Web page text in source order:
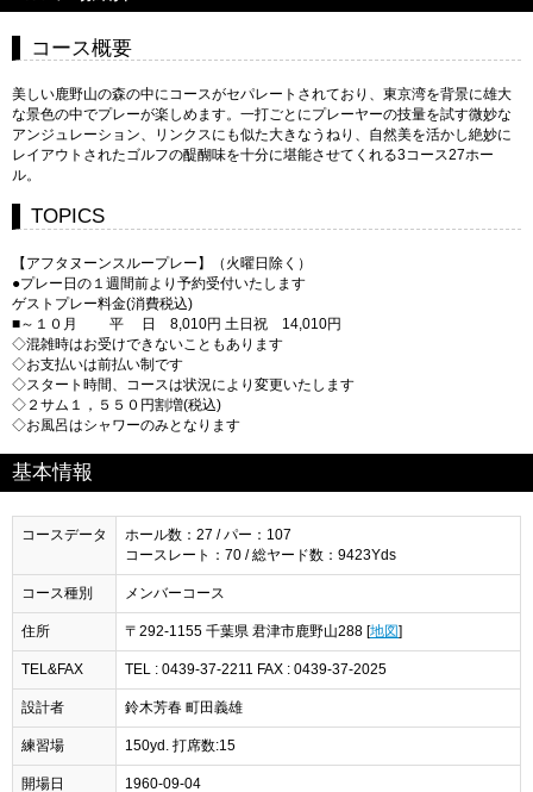
コース概要
美しい鹿野山の森の中にコースがセパレートされており、東京湾を背景に雄大
な景色の中でプレーが楽しめます。一打ごとにプレーヤーの技量を試す微妙な
アンジュレーション、リンクスにも似た大きなうねり、自然美を活かし絶妙に
レイアウトされたゴルフの醍醐味を十分に堪能させてくれる3コース27ホー
ル。
TOPICS
【アフタヌーンスループレー】（火曜日除く）
●プレー日の１週間前より予約受付いたします
ゲストプレー料金(消費税込)
■～１０月 平 日 8,010円 土日祝 14,010円
◇混雑時はお受けできないこともあります
◇お支払いは前払い制です
◇スタート時間、コースは状況により変更いたします
◇２サム１，５５０円割増(税込)
◇お風呂はシャワーのみとなります
基本情報
コースデータ
ホール数：27 / パー：107
コースレート：70 / 総ヤード数：9423Yds
コース種別 メンバーコース
住所 〒292-1155 千葉県 君津市鹿野山288 [地図]
TEL&FAX TEL : 0439-37-2211 FAX : 0439-37-2025
設計者 鈴木芳春 町田義雄
練習場 150yd. 打席数:15
開場日 1960-09-04